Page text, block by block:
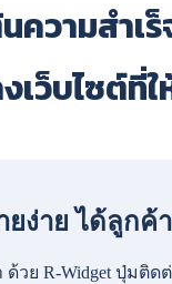
ความสำเ
ว็บไซต์ที่
ง่าย ได้ลูกค้
ด้วย R-Widget ปุ่มติด